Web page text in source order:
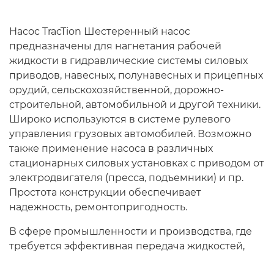
Насос TracTion Шестеренный насос
предназначены для нагнетания рабочей
жидкости в гидравлические системы силовых
приводов, навесных, полунавесных и прицепных
орудий, сельскохозяйственной, дорожно-
строительной, автомобильной и другой техники.
Широко используются в системе рулевого
управления грузовых автомобилей. Возможно
также применение насоса в различных
стационарных силовых установках с приводом от
электродвигателя (пресса, подъемники) и пр.
Простота конструкции обеспечивает
надежность, ремонтопригодность.
В сфере промышленности и производства, где
требуется эффективная передача жидкостей,
НАСОСЫ ТОПЛИВНЫЕ
Насосы шестеренные TracTion®
ОТОПИТЕЛЬНЫЕ УСТАНОВКИ
ПОДШИПНИКИ
ПОРШНЕВЫЕ ГРУППЫ
ПОРШНЕВЫЕ ПАЛЬЦЫ,
СТОПОРНЫЕ КОЛЬЦА
ПОРШНЕВЫЕ,УПЛОТНИТЕЛЬНЫЕ
КОЛЬЦА.
Т-130 Т-170
Т-150
Т-40 Т-25 ЛТЗ
Т-70
ТДТ-55
ТКР
ТНВД
ТО-18 Б ТО-18А